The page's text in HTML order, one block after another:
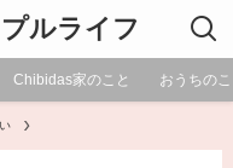
ルライフ
Chibidas家のこと おうちの